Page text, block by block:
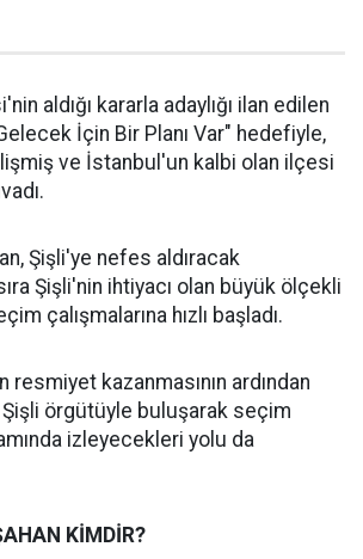
aldığı kararla adaylığı ilan edilen
İçin Bir Planı Var" hedefiyle,
ve İstanbul'un kalbi olan ilçesi
Şişli'ye nefes aldıracak
Şişli'nin ihtiyacı olan büyük ölçekli
çalışmalarına hızlı başladı.
resmiyet kazanmasının ardından
Şişli örgütüyle buluşarak seçim
izleyecekleri yolu da
KİMDİR?